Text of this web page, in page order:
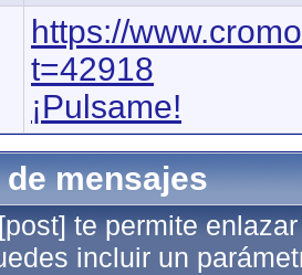
https://
t=42918
¡Pulsame!
mensajes
te permite
incluir un